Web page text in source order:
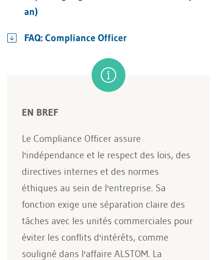
an)
FAQ: Compliance Officer
EN BREF
Le Compliance Officer assure
l'indépendance et le respect des lois, des
directives internes et des normes
éthiques au sein de l'entreprise. Sa
fonction exige une séparation claire des
tâches avec les unités commerciales pour
éviter les conflits d'intérêts, comme
souligné dans l'affaire ALSTOM. La